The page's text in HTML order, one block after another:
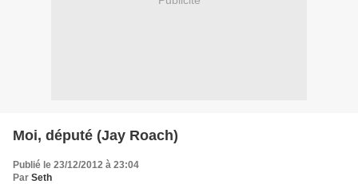
Moi, député (Jay Roach)
Publié le 23/12/2012 à 23:04
Par Seth